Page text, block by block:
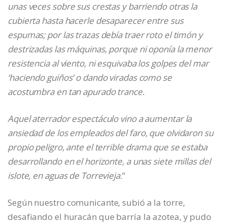
unas veces sobre sus crestas y barriendo otras la
cubierta hasta hacerle desaparecer entre sus
espumas; por las trazas debía traer roto el timón y
destrizadas las máquinas, porque ni oponía la menor
resistencia al viento, ni esquivaba los golpes del mar
‘haciendo guiños’ o dando viradas como se
acostumbra en tan apurado trance.
Aquel aterrador espectáculo vino a aumentar la
ansiedad de los empleados del faro, que olvidaron su
propio peligro, ante el terrible drama que se estaba
desarrollando en el horizonte, a unas siete millas del
islote, en aguas de Torrevieja.”
Según nuestro comunicante, subió a la torre,
desafiando el huracán que barría la azotea, y pudo